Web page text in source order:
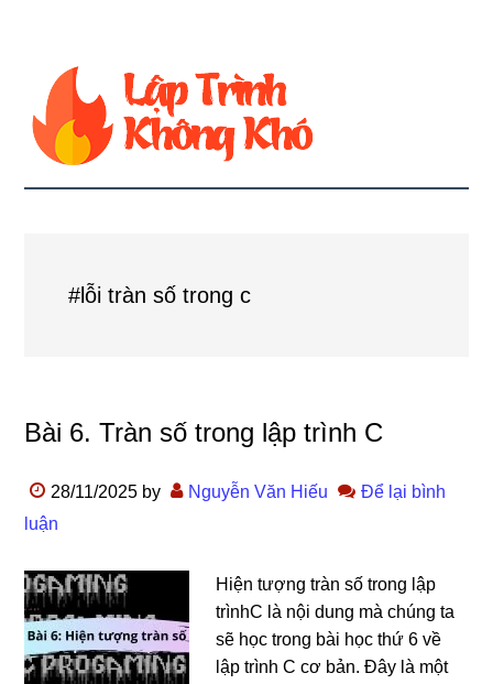
#lỗi tràn số trong c
Bài 6. Tràn số trong lập trình C
28/11/2025 by Nguyễn Văn Hiếu
Để lại bình
luận
Hiện tượng tràn số trong lập
trìnhC là nội dung mà chúng ta
sẽ học trong bài học thứ 6 về
lập trình C cơ bản. Đây là một